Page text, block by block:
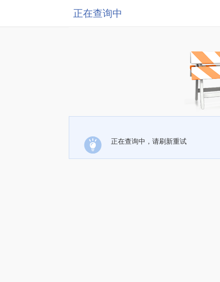
正在查询中
正在查询中，请刷新重试